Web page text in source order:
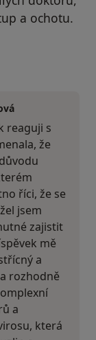
a ochotu.
reaguji s
že
říci, že se
jsem
zajistit
mě
a
rozhodně
a
která